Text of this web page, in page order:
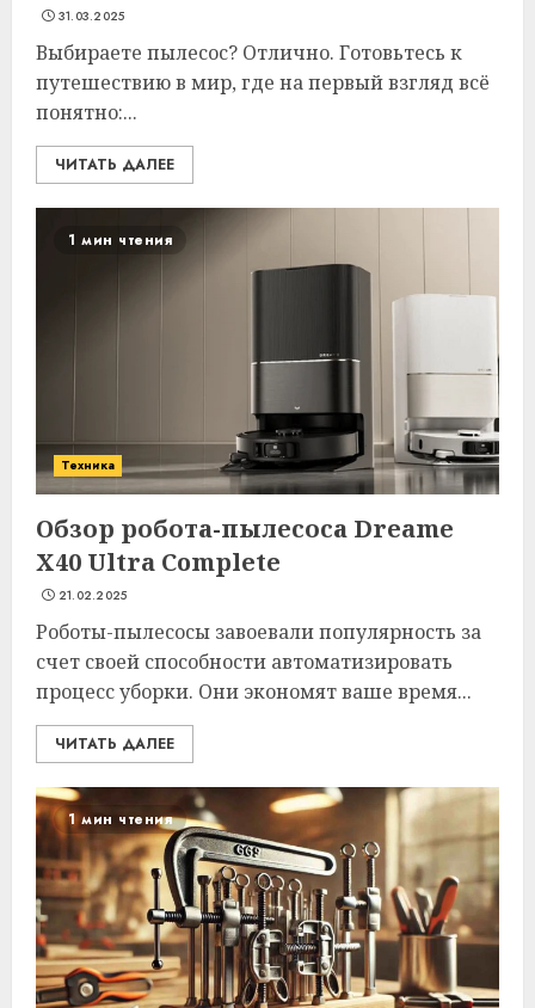
31.03.2025
Выбираете пылесос? Отлично. Готовьтесь к
путешествию в мир, где на первый взгляд всё
понятно:...
ЧИТАТЬ ДАЛЕЕ
1 мин чтения
Техника
Обзор робота-пылесоса Dreame
X40 Ultra Complete
21.02.2025
Роботы-пылесосы завоевали популярность за
счет своей способности автоматизировать
процесс уборки. Они экономят ваше время...
ЧИТАТЬ ДАЛЕЕ
1 мин чтения